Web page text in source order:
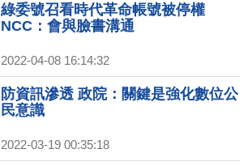
綠委號召看時代革命帳號被停權
NCC：會與臉書溝通
2022-04-08 16:14:32
防資訊滲透 政院：關鍵是強化數位公
民意識
2022-03-19 00:35:18